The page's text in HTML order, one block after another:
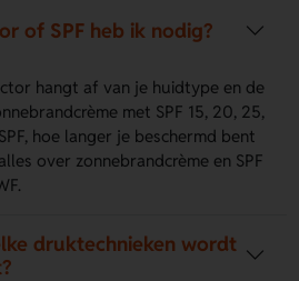
of SPF heb ik nodig?
hangt af van je huidtype en de
met SPF 15, 20, 25,
hoe langer je beschermd bent
over zonnebrandcrème en SPF
druktechnieken wordt